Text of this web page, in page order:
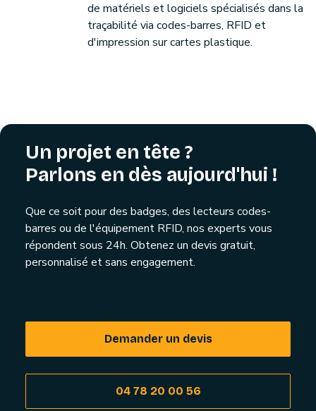
de matériels et logiciels spécialisés dans la
traçabilité via codes-barres, RFID et
d'impression sur cartes plastique.
Un projet en tête ?
Parlons en dès aujourd'hui !
Que ce soit pour des badges, des lecteurs codes-
barres ou de l'équipement RFID, nos experts vous
répondent sous 24h. Obtenez un devis gratuit,
personnalisé et sans engagement.
Demander un devis
04 78 20 00 56